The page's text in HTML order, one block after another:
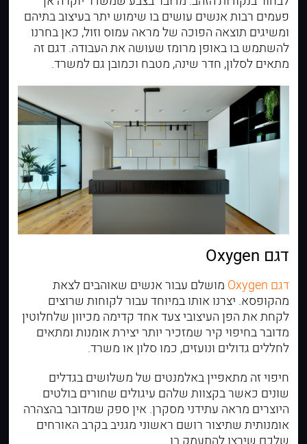
פעמים רבות אנשים עושים בו שימוש יתר בעיצוב בתיהם
ומשיגים תוצאה הפוכה של מראה עמוס וזול, כאן בחרנו
להשתמש בו באופן מרומז שעושה את העבודה. דגם זה
מתאים לסלון, חדר שינה, מטבח וכמובן גם למשרד.
דגם Oxygen
דגם Oxygen
מושלם עבור אנשים שאוהבים לצאת
מהקופסא. יצרנו אותו במיוחד עבור לקוחות שרוצים
לקחת את הפן העיצובי צעד אחד קדימה מכיוון שלחלוטין
מדובר בחיפוי קיר שמזכיר יותר יצירת אומנות ומתאים
לחללים גדולים ונועזים, כמו סלון או משרד.
חיפוי זה מתאפיין באלמנטים של משלושים בגדלים
שונים כאשר בקצוות שלהם עיגולים שחורים בולטים
היוצרים מראה עתידני מסקרן. אין ספק שמדובר בהצהרה
אומנותית שתיצור רושם ראשוני מגניב בקרב האורחים